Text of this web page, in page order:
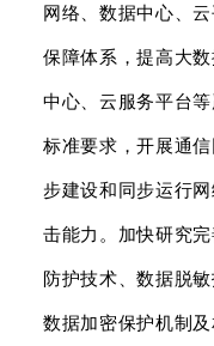
网络、数据中心、
保障体系，提高大
中心、云服务平台
标准要求，开展通
步建设和同步运行
击能力。加快研究
防护技术、数据脱
数据加密保护机制